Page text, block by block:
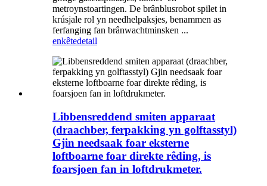
metroynstoartingen. De brânblusrobot spilet in
krúsjale rol yn needhelpaksjes, benammen as
ferfanging fan brânwachtminsken ...
enkêtedetail
Libbensreddend smiten apparaat
(draachber, ferpakking yn golftasstyl)
Gjin needsaak foar eksterne
loftboarne foar direkte rêding, is
foarsjoen fan in loftdrukmeter.